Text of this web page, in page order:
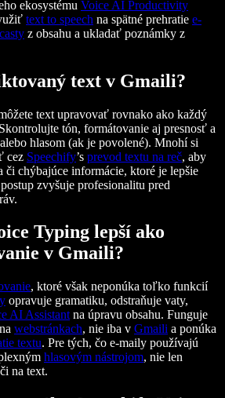
ekosystému Voice AI Productivity
text to speech na spätné prehratie e-
z obsahu a ukladať poznámky z
text v Gmaili?
text upravovať rovnako ako každý
tón, formátovanie aj presnosť a
hlasom (ak je povolené). Mnohí si
cez Speechify’s prevod textu na reč, aby
či chýbajúce informácie, ktoré je lepšie
zvyšuje profesionalitu pred
Typing lepší ako
v Gmaili?
, ktoré však neponúka toľko funkcií
opravuje gramatiku, odstraňuje vaty,
AI Assistant na úpravu obsahu. Funguje
webstránkach, nie iba v Gmaili a ponúka
textu. Pre tých, čo e-maily používajú
hlasovým nástrojom, nie len
na text.